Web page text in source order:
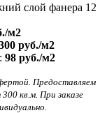
слой фанера 12
м2
руб./м2
98 руб./м2
Предоставляем
кв.м. При заказе